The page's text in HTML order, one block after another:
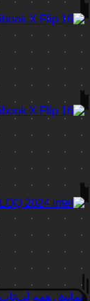
نمایش همه